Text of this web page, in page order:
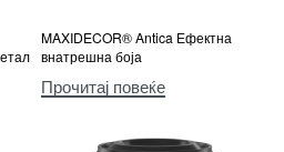
MAXIDECOR® Antica Ефектна
внатрешна боја
Прочитај повеќе